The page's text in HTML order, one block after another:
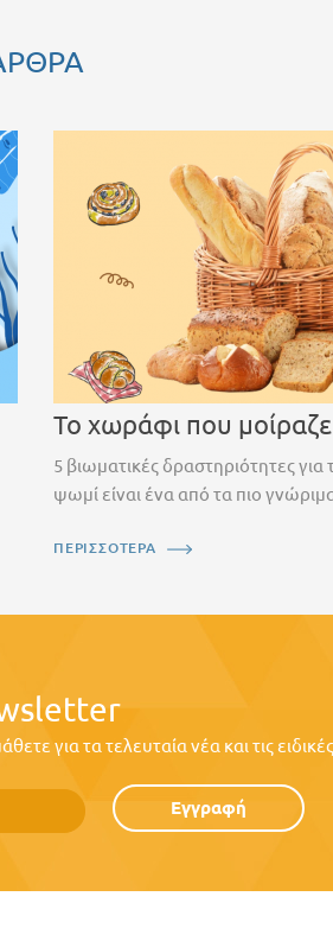
Το χωράφι που
5 βιωματικές δραστηριότητες
ψωμί είναι ένα από τα πιο
ΠΕΡΙΣΣΟΤΕΡΑ
για τα τελευταία νέα και τις
Εγγραφή